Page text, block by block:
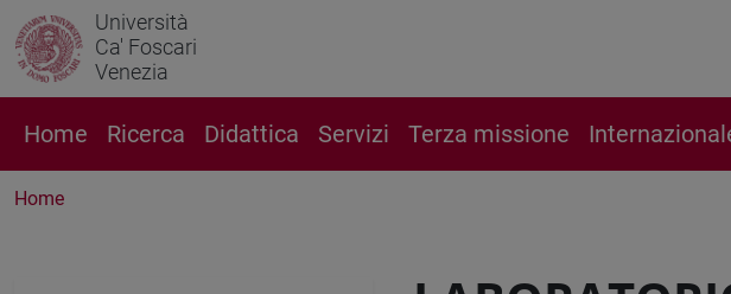
Università
Ca' Foscari
Venezia
Home Ricerca Didattica Servizi Terza missione
Home